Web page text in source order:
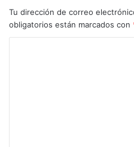
Tu dirección de correo
obligatorios están marcados con